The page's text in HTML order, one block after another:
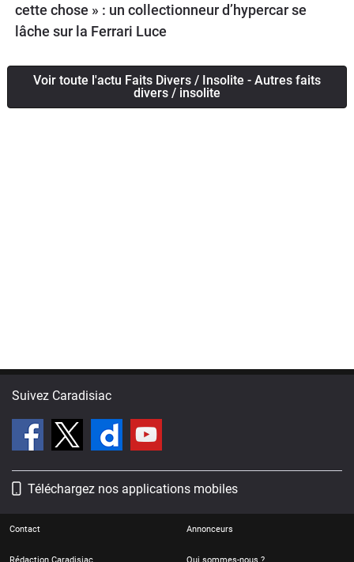
cette chose » : un collectionneur d’hypercar se
lâche sur la Ferrari Luce
Voir toute l'actu Faits Divers / Insolite - Autres faits
divers / insolite
Suivez Caradisiac
Téléchargez nos applications mobiles
Contact Annonceurs
Rédaction Caradisiac Qui sommes-nous ?